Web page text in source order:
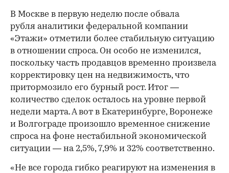
В Москве в первую неделю после обвала
рубля аналитики федеральной компании
«Этажи» отметили более стабильную ситуацию
в отношении спроса. Он особо не изменился,
поскольку часть продавцов временно произвела
корректировку цен на недвижимость, что
притормозило его бурный рост. Итог —
количество сделок осталось на уровне первой
недели марта. А вот в Екатеринбурге, Воронеже
и Волгограде произошло временное снижение
спроса на фоне нестабильной экономической
ситуации — на 2,5%, 7,9% и 32% соответственно.
«Не все города гибко реагируют на изменения в